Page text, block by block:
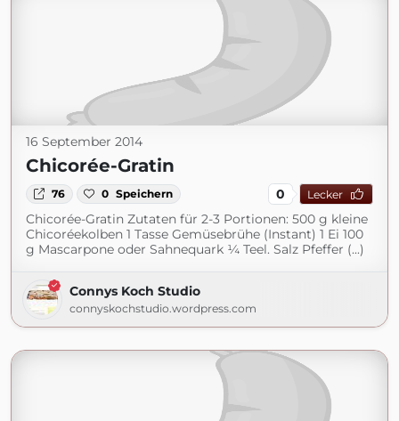
16 September 2014
Chicorée-Gratin
76 0 Speichern 0 Lecker
Chicorée-Gratin Zutaten für 2-3 Portionen: 500 g kleine
Chicoréekolben 1 Tasse Gemüsebrühe (Instant) 1 Ei 100
g Mascarpone oder Sahnequark ¼ Teel. Salz Pfeffer (...)
Connys Koch Studio
connyskochstudio.wordpress.com